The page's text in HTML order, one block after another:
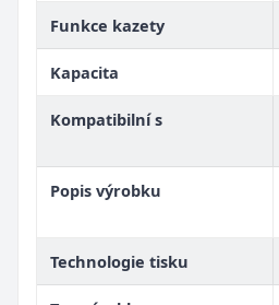
Funkce kazety
Kapacita
Kompatibilní s
Popis výrobku
Technologie tisku